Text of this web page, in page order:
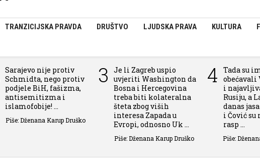
TRANZICIJSKA PRAVDA DRUŠTVO LJUDSKA PRAVA KULTURA
Sarajevo nije protiv
Schmidta, nego protiv
podjele BiH, fašizma,
antisemitizma i
islamofobije! ...
Piše: Dženana Karup Druško
3
Je li Zagreb uspio
uvjeriti Washington da
Bosna i Hercegovina
treba biti kolateralna
šteta zbog viših
interesa Zapada u
Evropi, odnosno Uk ...
Piše: Dženana Karup Druško
4
Tada su
obećavali
i
Rusiju, a
danas
i Čović su
rasp ...
Piše: